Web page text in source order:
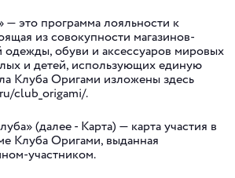
— это программа лояльности к
из совокупности магазинов-
одежды, обуви и аксессуаров мировых
и детей, использующих единую
Клуба Оригами изложены здесь
club_origami/.
(далее - Карта) — карта участия в
Клуба Оригами, выданная
участником.